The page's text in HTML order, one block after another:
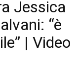
Jessica
“è
| Video